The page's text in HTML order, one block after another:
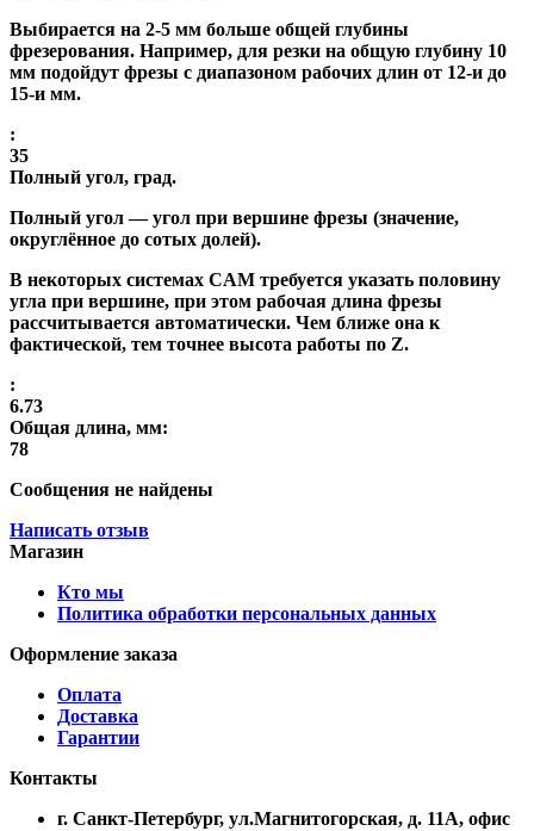
Выбирается на 2-5 мм больше общей глубины
фрезерования. Например, для резки на общую глубину 10
мм подойдут фрезы с диапазоном рабочих длин от 12-и до
15-и мм.
:
35
Полный угол, град.
Полный угол— угол при вершине фрезы (значение,
округлённое до сотых долей).
В некоторых системах CAM требуется указать половину
угла при вершине, при этом рабочая длина фрезы
рассчитывается автоматически. Чем ближе она к
фактической, тем точнее высота работы по Z.
:
6.73
Общая длина, мм:
78
Сообщения не найдены
Написать отзыв
Магазин
Кто мы
Политика обработки персональных данных
Оформление заказа
Оплата
Доставка
Гарантии
Контакты
г. Санкт-Петербург, ул.Магнитогорская, д. 11А, офис